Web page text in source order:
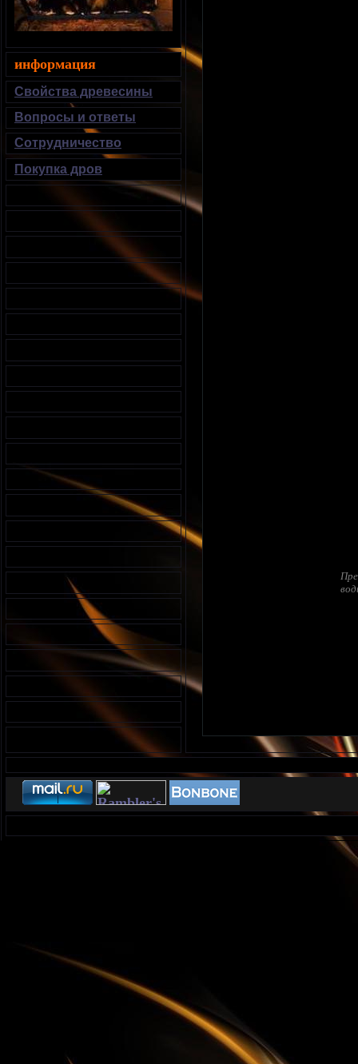
информация
Свойства древесины
Вопросы и ответы
Сотрудничество
Покупка дров